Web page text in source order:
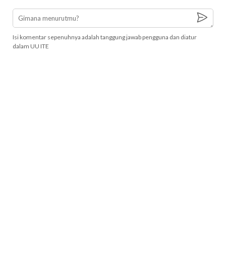
Isi komentar sepenuhnya adalah tanggung jawab pengguna dan diatur
dalam UU ITE